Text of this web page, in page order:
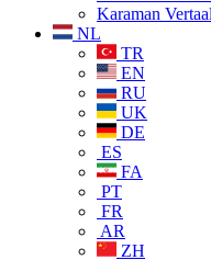
Karaman
NL
TR
EN
RU
UK
DE
ES
FA
PT
FR
AR
ZH